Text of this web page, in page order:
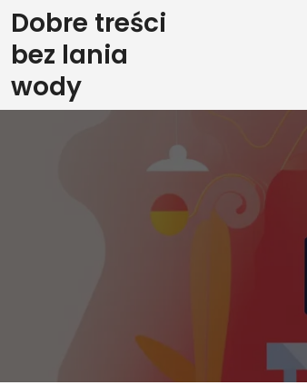
Skip
to
content
Dobre treści
bez lania
wody